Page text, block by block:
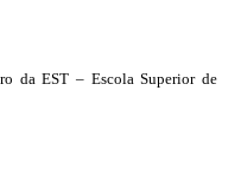
da EST – Escola Superior de